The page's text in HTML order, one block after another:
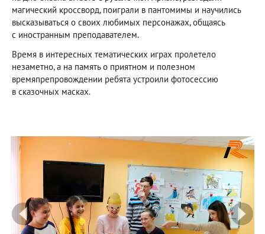
магический кроссворд, поиграли в пантомимы и научились
высказываться о своих любимых персонажах, общаясь
с иностранным преподавателем.
Время в интересных тематических играх пролетело
незаметно, а на память о приятном и полезном
времяпрепровождении ребята устроили фотосессию
в сказочных масках.
prev